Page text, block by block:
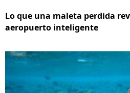
Lo que una maleta perdida
aeropuerto inteligente